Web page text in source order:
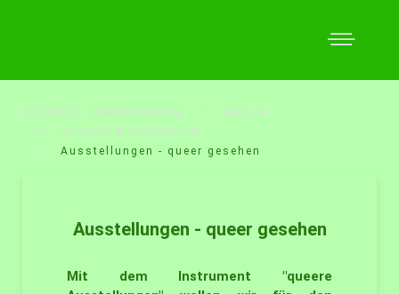
QUEERES BRANDENBURG
Service
Queeres Brandenburg
Ausstellungen - queer gesehen
Ausstellungen - queer gesehen
Mit dem Instrument "queere